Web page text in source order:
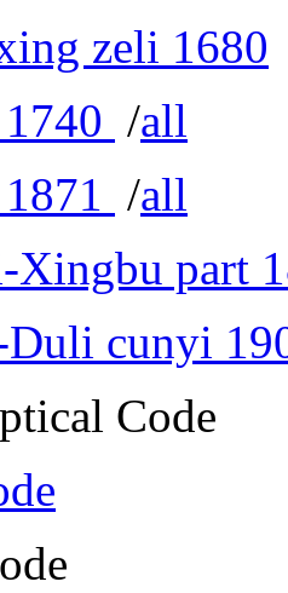
zeli 1680
/all
/all
part
cunyi
Code